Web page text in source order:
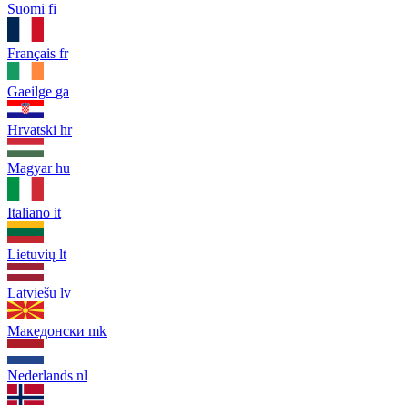
Suomi fi
Français fr
Gaeilge ga
Hrvatski hr
Magyar hu
Italiano it
Lietuvių lt
Latviešu lv
Македонски mk
Nederlands nl